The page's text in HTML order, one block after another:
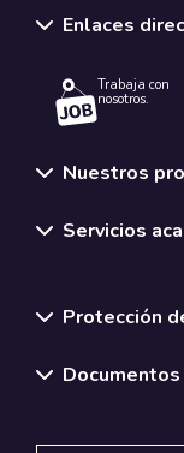
Enlaces
Trabaja con
nosotros.
Nuestros
Servicios
Protección